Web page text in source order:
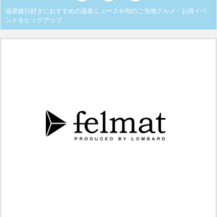
温泉旅行好きにおすすめの温泉ニュースや旬のご当地グルメ・お得イベ
ントをピックアップ